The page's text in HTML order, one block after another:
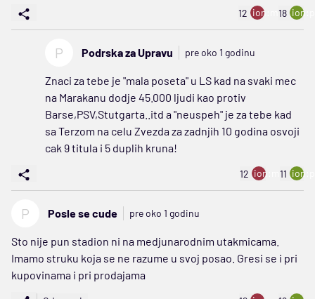
12 ion:minus
18
P Podrska za Upravu pre oko 1 godinu
Znaci za tebe je "mala poseta" u LS kad na svaki mec
na Marakanu dodje 45.000 ljudi kao protiv
Barse,PSV,Stutgarta..itd a "neuspeh" je za tebe kad
sa Terzom na celu Zvezda za zadnjih 10 godina osvoji
cak 9 titula i 5 duplih kruna!
12 ion:minus
11
P Posle se cude pre oko 1 godinu
Sto nije pun stadion ni na medjunarodnim utakmicama.
Imamo struku koja se ne razume u svoj posao. Gresi se i pri
kupovinama i pri prodajama